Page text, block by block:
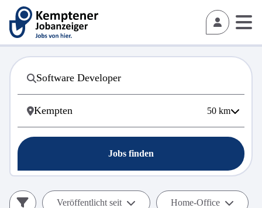
50 km
Jobs finden
Veröffentlicht seit Home-Office